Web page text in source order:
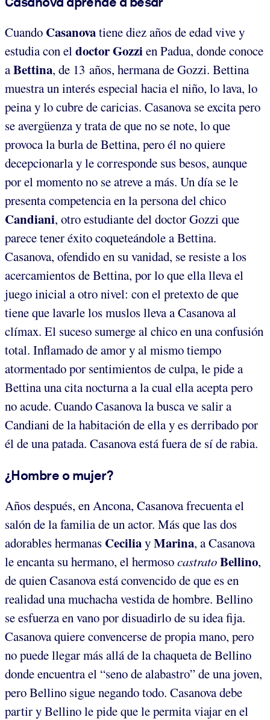
Cuando Casanovatiene diez años de edad vive y
estudia con eldoctor Gozzien Padua, donde conoce
aBettina, de 13 años, hermana de Gozzi. Bettina
muestra un interés especial hacia el niño, lo lava, lo
peina y lo cubre de caricias. Casanova se excita pero
se avergüenza y trata de que no se note, lo que
provoca la burla de Bettina, pero él no quiere
decepcionarla y le corresponde sus besos, aunque
por el momento no se atreve a más. Un día se le
presenta competencia en la persona del chico
Candiani, otro estudiante del doctor Gozzi que
parece tener éxito coqueteándole a Bettina.
Casanova, ofendido en su vanidad, se resiste a los
acercamientos de Bettina, por lo que ella lleva el
juego inicial a otro nivel: con el pretexto de que
tiene que lavarle los muslos lleva a Casanova al
clímax. El suceso sumerge al chico en una confusión
total. Inflamado de amor y al mismo tiempo
atormentado por sentimientos de culpa, le pide a
Bettina una cita nocturna a la cual ella acepta pero
no acude. Cuando Casanova la busca ve salir a
Candiani de la habitación de ella y es derribado por
él de una patada. Casanova está fuera de sí de rabia.
¿Hombre o mujer?
Años después, en Ancona, Casanova frecuenta el
salón de la familia de un actor. Más que las dos
adorables hermanas CeciliayMarina, a Casanova
le encanta su hermano, el hermosocastratoBellino,
de quien Casanova está convencido de que es en
realidad una muchacha vestida de hombre. Bellino
se esfuerza en vano por disuadirlo de su idea fija.
Casanova quiere convencerse de propia mano, pero
no puede llegar más allá de la chaqueta de Bellino
donde encuentra el “seno de alabastro” de una joven,
pero Bellino sigue negando todo. Casanova debe
partir y Bellino le pide que le permita viajar en el